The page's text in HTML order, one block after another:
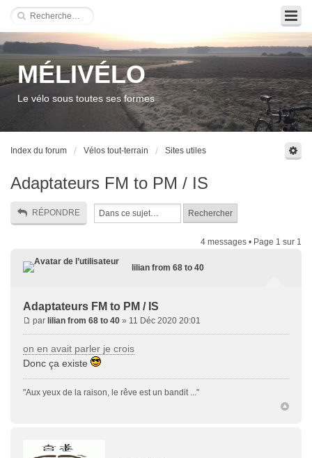
MÉLIVÉLO
Le vélo sous toutes ses formes
Index du forum Vélos tout-terrain Sites utiles
Adaptateurs FM to PM / IS
RÉPONDRE
4 messages • Page 1 sur 1
lilian from 68 to 40
Adaptateurs FM to PM / IS
par lilian from 68 to 40 » 11 Déc 2020 20:01
on en avait parler je crois
Donc ça existe
"Aux yeux de la raison, le rêve est un bandit ..."